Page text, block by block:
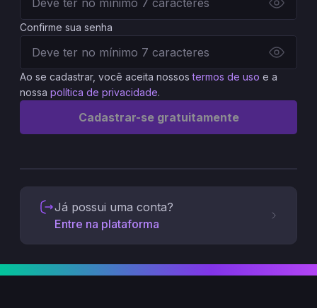
Confirme sua senha
Ao se cadastrar, você aceita nossos termos de uso e a
nossa política de privacidade.
Cadastrar-se gratuitamente
Já possui uma conta?
Entre na plataforma